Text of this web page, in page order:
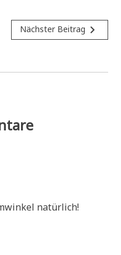
Nächster Beitrag navigate_next
natürlich!